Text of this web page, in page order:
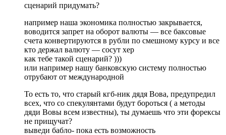
сценарий придумать?
например наша экономика полностью закрывается,
воводится запрет на оборот валюты — все баксовые
счета конвертируются в рубли по смешному курсу и все
кто держал валюту — сосут хер
как тебе такой сценарий? )))
или например нашу банковскую систему полностью
отрубают от международной
То есть то, что старый кгб-ник дядя Вова, предупредил
всех, что со спекулянтами будут бороться ( а методы
дяди Вовы всем известны), ты думаешь что эти форексы
не прищучат?
выведи бабло- пока есть возможность